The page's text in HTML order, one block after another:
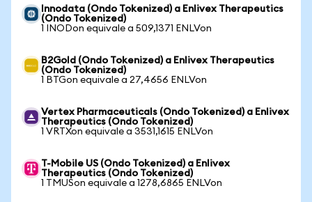
Innodata (Ondo Tokenized) a Enlivex Therapeutics
(Ondo Tokenized)
1 INODon equivale a 509,1371 ENLVon
B2Gold (Ondo Tokenized) a Enlivex Therapeutics
(Ondo Tokenized)
1 BTGon equivale a 27,4656 ENLVon
Vertex Pharmaceuticals (Ondo Tokenized) a Enlivex
Therapeutics (Ondo Tokenized)
1 VRTXon equivale a 3531,1615 ENLVon
T-Mobile US (Ondo Tokenized) a Enlivex
Therapeutics (Ondo Tokenized)
1 TMUSon equivale a 1278,6865 ENLVon